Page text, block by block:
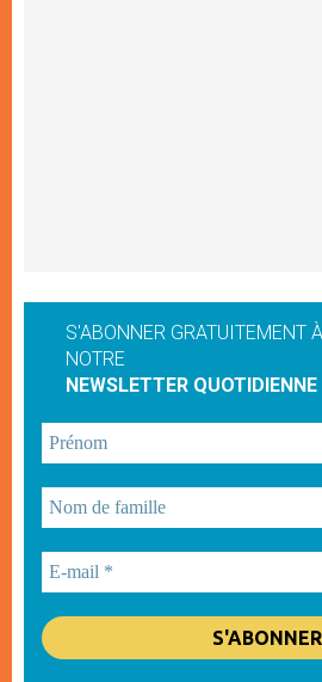
S'ABONNER GRATUITEMENT À
NOTRE
NEWSLETTER QUOTIDIENNE